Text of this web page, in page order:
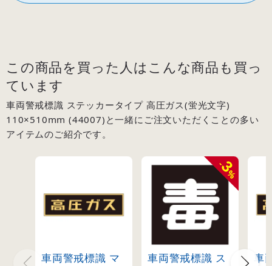
この商品を買った人はこんな商品も買っ
ています
車両警戒標識 ステッカータイプ 高圧ガス(蛍光文字)
110×510mm (44007)と一緒にご注文いただくことの多い
アイテムのご紹介です。
車両警戒標識 マ
-
3
%
車両警戒標識 ス
車